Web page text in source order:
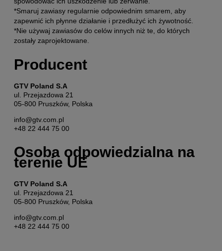
*Smaruj zawiasy regularnie odpowiednim smarem, aby
zapewnić ich płynne działanie i przedłużyć ich żywotność.
*Nie używaj zawiasów do celów innych niż te, do których
zostały zaprojektowane.
Producent
GTV Poland S.A
ul. Przejazdowa 21
05-800 Pruszków, Polska
info@gtv.com.pl
+48 22 444 75 00
Osoba odpowiedzialna na
terenie UE
GTV Poland S.A
ul. Przejazdowa 21
05-800 Pruszków, Polska
info@gtv.com.pl
+48 22 444 75 00